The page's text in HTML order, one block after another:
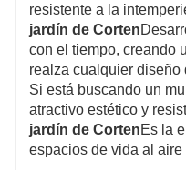
mantenimiento
necesidad de
muros de plástico.
gran versatilidad en
instalación de
paisajismo, como
resistente a la
jardín de Corten
con el tiempo, creando
realza cualquier diseño
Si está buscando un
atractivo estético y
jardín de CortenEs la
espacios de vida al